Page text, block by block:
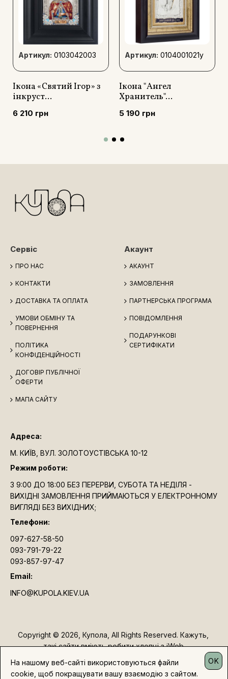
Артикул: 0103042003
Ікона «Святий Ігор» з
інкруст...
6 210 грн
Артикул: 0104001021у
Ікона "Ангел
Хранитель"...
5 190 грн
Сервіс
ПРО НАС
КОНТАКТИ
ДОСТАВКА ТА ОПЛАТА
УМОВИ ОБМІНУ ТА
ПОВЕРНЕННЯ
ПОЛІТИКА
КОНФІДЕНЦІЙНОСТІ
ДОГОВІР ПУБЛІЧНОЇ
ОФЕРТИ
МАПА САЙТУ
Акаунт
АКАУНТ
ЗАМОВЛЕННЯ
ПАРТНЕРСЬКА ПРОГРАМА
ПОВІДОМЛЕННЯ
ПОДАРУНКОВІ
СЕРТИФІКАТИ
Адреса:
М. КИЇВ, ВУЛ. ЗОЛОТОУСТІВСЬКА 10-12
Режим роботи:
З 9:00 ДО 18:00 БЕЗ ПЕРЕРВИ, СУБОТА ТА НЕДІЛЯ -
ВИХІДНІ ЗАМОВЛЕННЯ ПРИЙМАЮТЬСЯ У ЕЛЕКТРОННОМУ
ВИГЛЯДІ БЕЗ ВИХІДНИХ;
Телефони:
097-627-58-50
093-791-79-22
093-857-97-47
Email:
INFO@KUPOLA.KIEV.UA
Copyright © 2026, Купола, All Rights Reserved. Кажуть,
такі сайти вміють робити хлопці з iWeb.
OK
На нашому веб-сайті використовуються файли
cookie, щоб покращувати вашу взаємодію з сайтом.